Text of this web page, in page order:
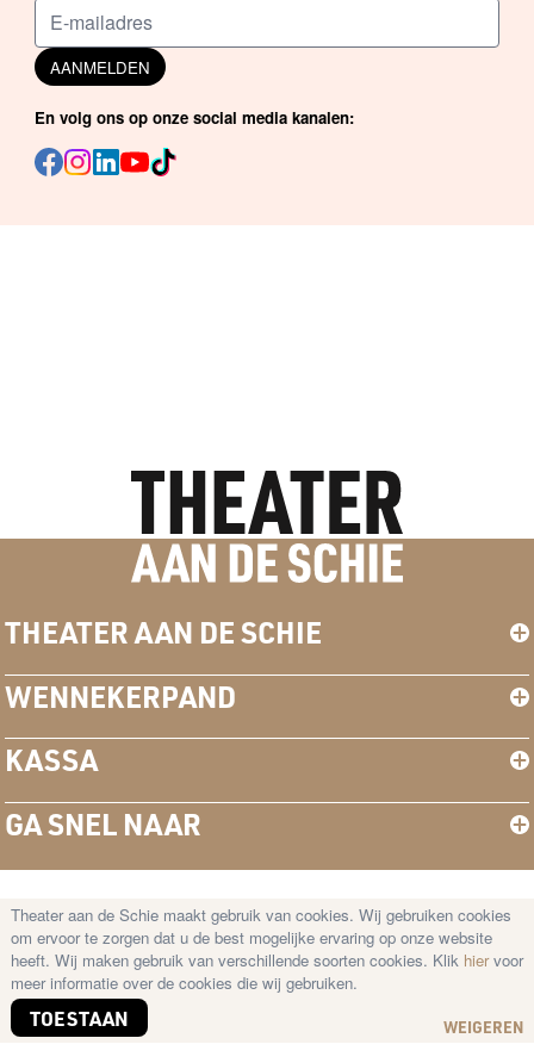
AANMELDEN
En volg ons op onze social media kanalen:
THEATER AAN DE SCHIE
WENNEKERPAND
KASSA
GA SNEL NAAR
© Copyright 2026 Theater aan de Schie —
Disclaimer–Cookies– Privacy Statement
Theater aan de Schie maakt gebruik van cookies. Wij gebruiken cookies
om ervoor te zorgen dat u de best mogelijke ervaring op onze website
heeft. Wij maken gebruik van verschillende soorten cookies. Klik hiervoor
meer informatie over de cookies die wij gebruiken.
TOESTAAN WEIGEREN